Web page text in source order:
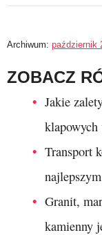
Archiwum: październik
ZOBACZ
Jakie
Transport
Granit,
kamienny